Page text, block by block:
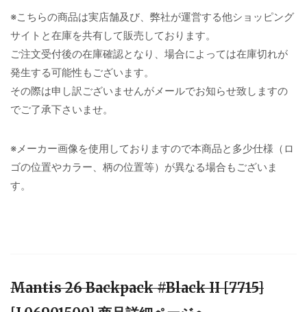
※こちらの商品は実店舗及び、弊社が運営する他ショッピング
サイトと在庫を共有して販売しております。
ご注文受付後の在庫確認となり、場合によっては在庫切れが
発生する可能性もございます。
その際は申し訳ございませんがメールでお知らせ致しますの
でご了承下さいませ。
※メーカー画像を使用しておりますので本商品と多少仕様（ロ
ゴの位置やカラー、柄の位置等）が異なる場合もございま
す。
Mantis 26 Backpack #Black II [7715]